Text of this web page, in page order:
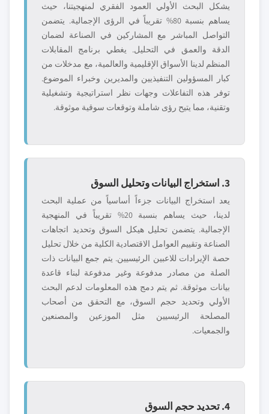
يشكل البحث الأولي العمود الفقري لمنهجيتنا، حيث
يساهم بنسبة 80% تقريباً في الرؤى الإجمالية. يتضمن
التواصل المباشر مع المشاركين في الصناعة لضمان
الدقة والعمق في التحليل. يغطي برنامج المقابلات
المنظم لدينا الأسواق الإقليمية والعالمية، مع مدخلات من
كبار المسؤولين التنفيذيين والمديرين وخبراء الموضوع.
توفر هذه التفاعلات وجهات نظر استراتيجية وتشغيلية
وتقنية، مما يتيح رؤى شاملة وتوقعات سوقية موثوقة.
3. استخراج البيانات وتحليل السوق
يعد استخراج البيانات جزءاً أساسياً من عملية البحث
لدينا، حيث يساهم بنسبة 20% تقريباً في المنهجية
الإجمالية. يتضمن تحليل هيكل السوق وتحديد اتجاهات
الصناعة وتقييم العوامل الاقتصادية الكلية من خلال تحليل
حصة الإيرادات للاعبين الرئيسيين. يتم جمع البيانات ذات
الصلة من مصادر مدفوعة وغير مدفوعة لبناء قاعدة
بيانات موثوقة. ثم يتم دمج هذه المعلومات لدعم البحث
الأولي وتحديد حجم السوق، مع التحقق من أصحاب
المصلحة الرئيسيين مثل الموزعين والمصنعين
والجمعيات.
4. تحديد حجم السوق